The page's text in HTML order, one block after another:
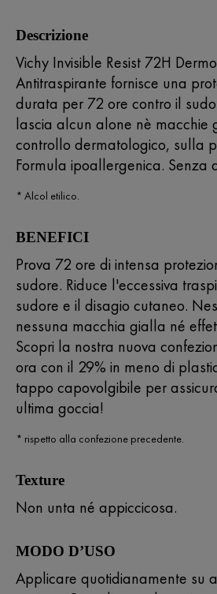
Descrizione
Vichy Invisible Resist 72H
Antitraspirante fornisce una
durata per 72 ore contro il
lascia alcun alone nè macchie
controllo dermatologico, sulla
Formula ipoallergenica. Senza
* Alcol etilico.
BENEFICI
Prova 72 ore di intensa
sudore. Riduce l'eccessiva
sudore e il disagio cutaneo.
nessuna macchia gialla né
Scopri la nostra nuova
ora con il 29% in meno di
tappo capovolgibile per
ultima goccia!
* rispetto alla confezione precedente.
Texture
Non unta né appiccicosa.
MODO D’USO
Applicare quotidianamente su